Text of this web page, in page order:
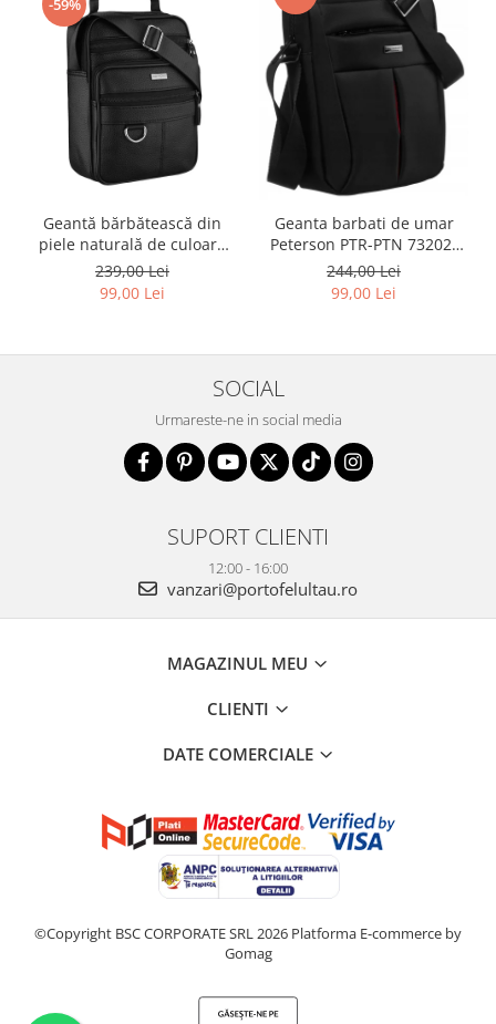
-59%
Geantă bărbătească din
piele naturală de culoare
neagră - Rovicky PTR-R-ST7-
01-7571-BLACK
239,00 Lei
99,00 Lei
Geanta barbati de umar
Peterson PTR-PTN 73202-
7738 BL
244,00 Lei
99,00 Lei
SOCIAL
Urmareste-ne in social media
SUPORT CLIENTI
12:00 - 16:00
vanzari@portofelultau.ro
MAGAZINUL MEU
CLIENTI
DATE COMERCIALE
©Copyright BSC CORPORATE SRL 2026 Platforma E-commerce by
Gomag